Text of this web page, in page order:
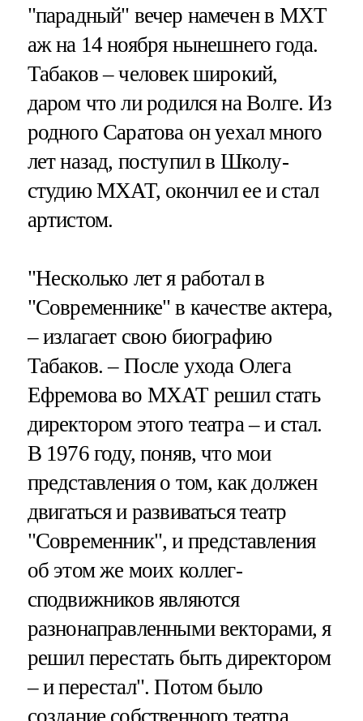
"парадный" вечер намечен в МХТ
аж на 14 ноября нынешнего года.
Табаков – человек широкий,
даром что ли родился на Волге. Из
родного Саратова он уехал много
лет назад, поступил в Школу-
студию МХАТ, окончил ее и стал
артистом.
"Несколько лет я работал в
"Современнике" в качестве актера,
– излагает свою биографию
Табаков. – После ухода Олега
Ефремова во МХАТ решил стать
директором этого театра – и стал.
В 1976 году, поняв, что мои
представления о том, как должен
двигаться и развиваться театр
"Современник", и представления
об этом же моих коллег-
сподвижников являются
разнонаправленными векторами, я
решил перестать быть директором
– и перестал". Потом было
создание собственного театра,